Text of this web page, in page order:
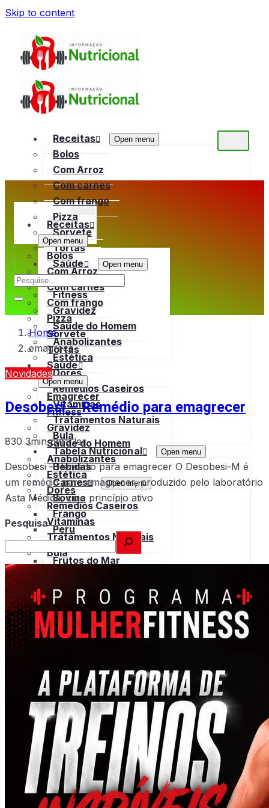
Skip to content
Receitas Open menu
Bolos
Com Arroz
Com carnes
Com frango
Pizza
Sorvete
Tortas
Saúde
Open menu
Fitness
Gravidez
Saúde do Homem
Anabolizantes
Estética
Dores
Remédios Caseiros
Vitaminas
Tratamentos Naturais
Bula
Tabela Nutricional
Open menu
Bebidas
Carnes
Open menu
Bovina
Frango
Peru
Frutos do Mar
Frutas
Gorduras e Óleos
Leite e Derivados
Verduras, Hortaliças
Receitas
Open menu
Bolos
Com Arroz
Com carnes
Com frango
Pizza
Sorvete
Tortas
Saúde
Open menu
Emagrecer
Fitness
Gravidez
Saúde do Homem
Anabolizantes
Estética
Dores
Remédios Caseiros
Vitaminas
Tratamentos Naturais
Bula
Open menu
Bebidas
Carnes
Open menu
Peru
Suína
Frutos do Mar
Cereais
Frutas
Gorduras e Óleos
Leite e Derivados
Verduras, Hortaliças
Bula
Home
emagrece
Novidades
Desobesi – Remédio para emagrecer
830 3min para ler
Desobesi – Remédio para emagrecer O Desobesi-M é
um remédio para emagrecer, produzido pelo laboratório
Asta Médica, cujo princípio ativo
Pesquisa